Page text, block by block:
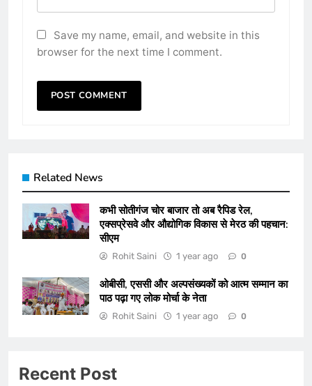
Save my name, email, and website in this
browser for the next time I comment.
Related News
कभी सोतीगंज चोर बाजार तो अब रैपिड रेल,
एक्सप्रेसवे और औद्योगिक विकास से मेरठ की पहचान:
सीएम
Rohit Saini 1 year ago 0
ओबीसी, एससी और अल्पसंख्यकों को आत्म सम्मान का
पाठ पढ़ा गए लोक मोर्चा के नेता
Rohit Saini 1 year ago 0
Recent Post